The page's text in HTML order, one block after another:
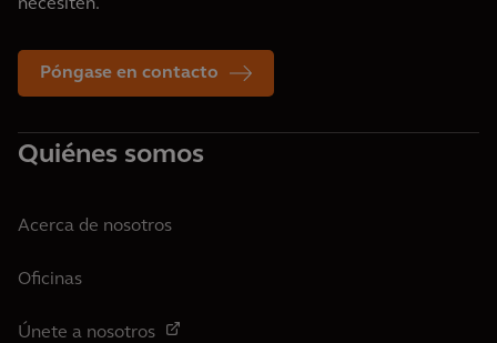
necesiten.
Póngase en contacto
Quiénes somos
Acerca de nosotros
Oficinas
Únete a nosotros